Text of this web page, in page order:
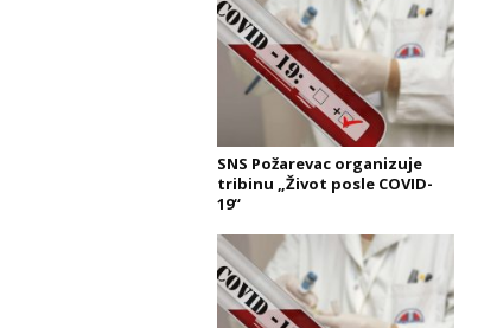
SNS Požarevac organizuje
tribinu „Život posle COVID-
19“